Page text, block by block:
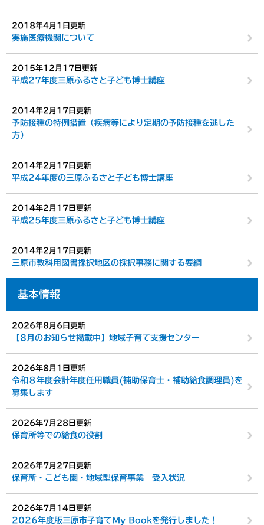
2018年4月1日更新
実施医療機関について
2015年12月17日更新
平成27年度三原ふるさと子ども博士講座
2014年2月17日更新
予防接種の特例措置（疾病等により定期の予防接種を逃した
方）
2014年2月17日更新
平成24年度の三原ふるさと子ども博士講座
2014年2月17日更新
平成25年度三原ふるさと子ども博士講座
2014年2月17日更新
三原市教科用図書採択地区の採択事務に関する要綱
基本情報
2026年8月6日更新
【8月のお知らせ掲載中】地域子育て支援センター
2026年8月1日更新
令和８年度会計年度任用職員(補助保育士・補助給食調理員)を
募集します
2026年7月28日更新
保育所等での給食の役割
2026年7月27日更新
保育所・こども園・地域型保育事業 受入状況
2026年7月14日更新
2026年度版三原市子育てMy Bookを発行しました！